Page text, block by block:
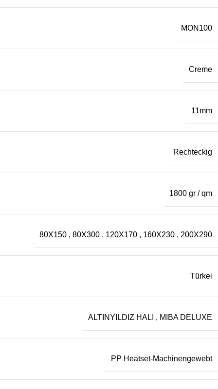
MON100
Creme
11mm
Rechteckig
1800 gr / qm
80X150 , 80X300 , 120X170 , 160X230 , 200X290
Türkei
ALTINYILDIZ HALI , MIBA DELUXE
PP Heatset-Machinengewebt